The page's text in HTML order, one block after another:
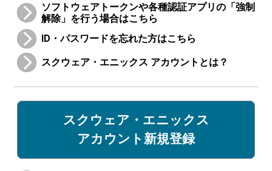
ソフトウェアトークンや各種認証アプリの「強制
解除」を行う場合はこちら
ID・パスワードを忘れた方はこちら
スクウェア・エニックス アカウントとは？
スクウェア・エニックス
アカウント新規登録